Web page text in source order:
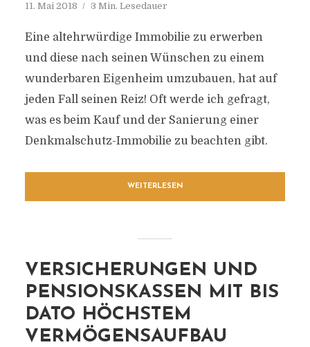
11. Mai 2018 3 Min. Lesedauer
Eine altehrwürdige Immobilie zu erwerben
und diese nach seinen Wünschen zu einem
wunderbaren Eigenheim umzubauen, hat auf
jeden Fall seinen Reiz! Oft werde ich gefragt,
was es beim Kauf und der Sanierung einer
Denkmalschutz-Immobilie zu beachten gibt.
WEITERLESEN
VERSICHERUNGEN UND
PENSIONSKASSEN MIT BIS
DATO HÖCHSTEM
VERMÖGENSAUFBAU